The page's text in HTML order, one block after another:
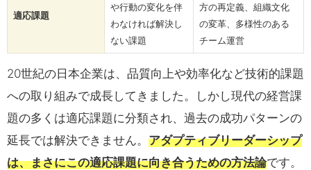
適応課題
や行動の変化を伴
わなければ解決し
ない課題
方の再定義、組織文化
の変革、多様性のある
チーム運営
20世紀の日本企業は、品質向上や効率化など技術的課題
への取り組みで成長してきました。しかし現代の経営課
題の多くは適応課題に分類され、過去の成功パターンの
延長では解決できません。 アダプティブリーダーシップ
は、まさにこの適応課題に向き合うための方法論です。